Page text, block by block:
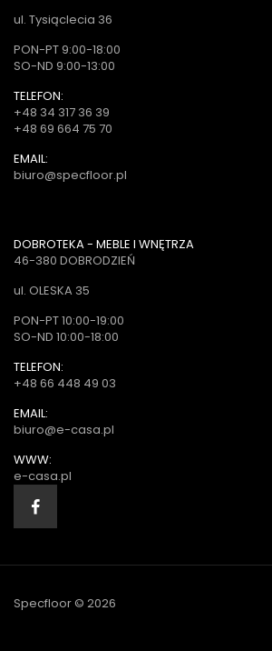
ul. Tysiąclecia 36
PON-PT 9:00-18:00
SO-ND 9:00-13:00
TELEFON:
+48 34 317 36 39
+48 69 664 75 70
EMAIL:
biuro@specfloor.pl
DOBROTEKA - MEBLE I WNĘTRZA
46-380 DOBRODZIEŃ
ul. OLESKA 35
PON-PT 10:00-19:00
SO-ND 10:00-18:00
TELEFON:
+48 66 448 49 03
EMAIL:
biuro@e-casa.pl
WWW:
e-casa.pl
Specfloor © 2026